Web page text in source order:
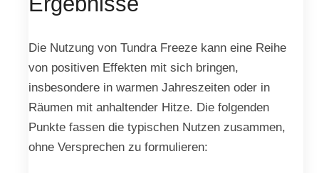
Die Nutzung von Tundra Freeze kann eine Reihe
von positiven Effekten mit sich bringen,
insbesondere in warmen Jahreszeiten oder in
Räumen mit anhaltender Hitze. Die folgenden
Punkte fassen die typischen Nutzen zusammen,
ohne Versprechen zu formulieren: